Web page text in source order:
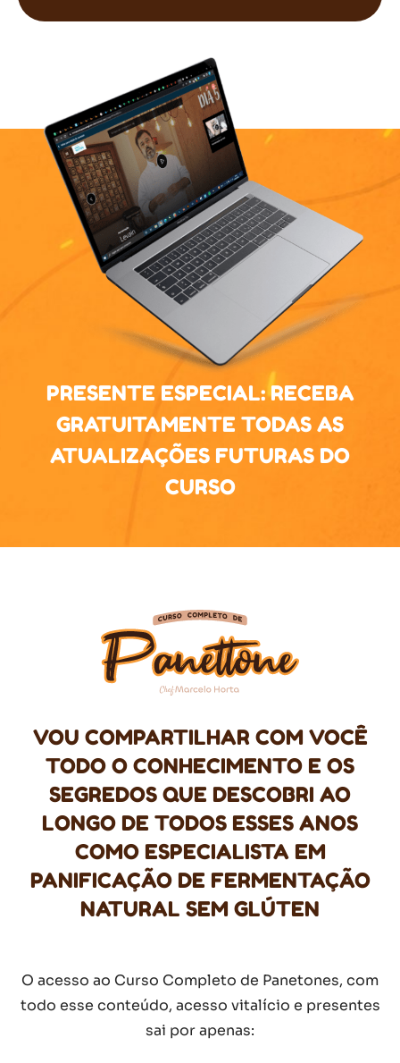
PRESENTE ESPECIAL: RECEBA
GRATUITAMENTE TODAS AS
ATUALIZAÇÕES FUTURAS DO
CURSO
VOU COMPARTILHAR COM VOCÊ
TODO O CONHECIMENTO E OS
SEGREDOS QUE DESCOBRI AO
LONGO DE TODOS ESSES ANOS
COMO ESPECIALISTA EM
PANIFICAÇÃO DE FERMENTAÇÃO
NATURAL SEM GLÚTEN
O acesso ao Curso Completo de Panetones, com
todo esse conteúdo, acesso vitalício e presentes
sai por apenas: